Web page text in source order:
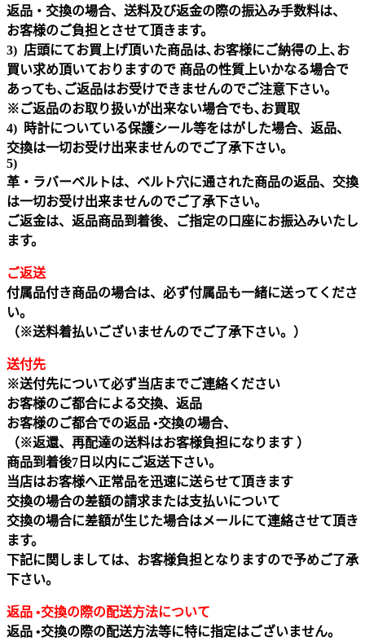
返品・交換の場合、送料及び返金の際の振込み手数料は、
お客様のご負担とさせて頂きます。
3) 店頭にてお買上げ頂いた商品は､お客様にご納得の上､お
買い求め頂いておりますので 商品の性質上いかなる場合で
あっても､ご返品はお受けできませんのでご注意下さい｡
※ご返品のお取り扱いが出来ない場合でも､お買取
4) 時計についている保護シール等をはがした場合、返品、
交換は一切お受け出来ませんのでご了承下さい。
5)
革・ラバーベルトは、ベルト穴に通された商品の返品、交換
は一切お受け出来ませんのでご了承下さい。
ご返金は、返品商品到着後、ご指定の口座にお振込みいたし
ます。
ご返送
付属品付き商品の場合は、必ず付属品も一緒に送ってくださ
い。
（※送料着払いございませんのでご了承下さい。）
送付先
※送付先について必ず当店までご連絡ください
お客様のご都合による交換、返品
お客様のご都合での返品 •交換の場合、
（※返還、再配達の送料はお客様負担になります ）
商品到着後7日以内にご返送下さい。
当店はお客様へ正常品を迅速に送らせて頂きます
交換の場合の差額の請求または支払いについて
交換の場合に差額が生じた場合はメールにて連絡させて頂き
ます。
下記に関しましては、お客様負担となりますので予めご了承
下さい。
返品 •交換の際の配送方法について
返品 •交換の際の配送方法等に特に指定はございません。